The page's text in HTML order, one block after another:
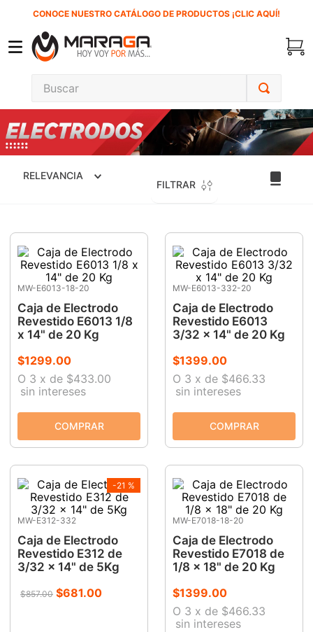
CONOCE NUESTRO CATÁLOGO DE PRODUCTOS ¡CLIC AQUÍ!
Buscar
RELEVANCIA
FILTRAR
MW-E6013-18-20
Caja de Electrodo
Revestido E6013 1/8
x 14" de 20 Kg
$1299.00
O 3 x de $433.00
sin intereses
MW-E6013-332-20
Caja de Electrodo
Revestido E6013
3/32 x 14" de 20 Kg
$1399.00
O 3 x de $466.33
sin intereses
-21 %
MW-E312-332
Caja de Electrodo
Revestido E312 de
3/32 x 14" de 5Kg
$857.00 $681.00
MW-E7018-18-20
Caja de Electrodo
Revestido E7018 de
1/8 x 18" de 20 Kg
$1399.00
O 3 x de $466.33
sin intereses
TÉRMINOS MÁS BUSCADOS
1.
carbones
interruptor
5.
lenox
esmeriladora
sierra sable
clavos
ke500
-cut